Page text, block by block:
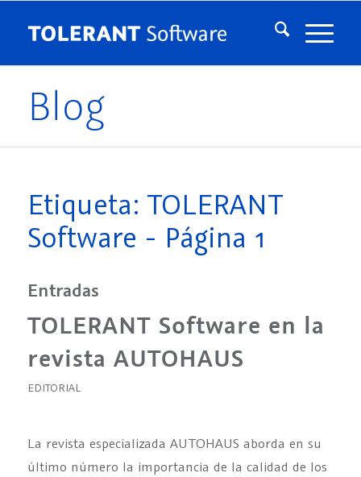
Blog
Etiqueta: TOLERANT
Software - Página 1
Entradas
TOLERANT Software en la
revista AUTOHAUS
EDITORIAL
La revista especializada AUTOHAUS aborda en su
último número la importancia de la calidad de los